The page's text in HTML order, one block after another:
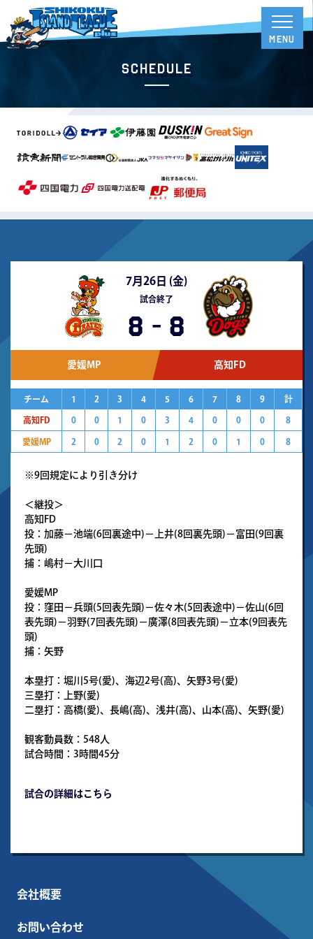
Schedule
7月26日 (金)
試合終了
8 - 8
愛媛MP 高知FD
チーム 1 2 3 4 5 6 7 8 9 計
高知FD 0 0 1 0 3 4 0 0 0 8
愛媛MP 2 0 2 0 1 2 0 1 0 8
※9回規定により引き分け
＜継投＞
高知FD
投：加藤－池端(6回裏途中)－上井(8回裏先頭)－富田(9回裏
先頭)
捕：嶋村－大川口
愛媛MP
投：窪田－兵頭(5回表先頭)－佐々木(5回表途中)－佐山(6回
表先頭)－羽野(7回表先頭)－廣澤(8回表先頭)－立本(9回表先
頭)
捕：矢野
本塁打：堀川5号(愛)、海辺2号(高)、矢野3号(愛)
三塁打：上野(愛)
二塁打：高橋(愛)、長嶋(高)、浅井(高)、山本(高)、矢野(愛)
観客動員数：548人
試合時間：3時間45分
試合の詳細はこちら
会社概要
お問い合わせ